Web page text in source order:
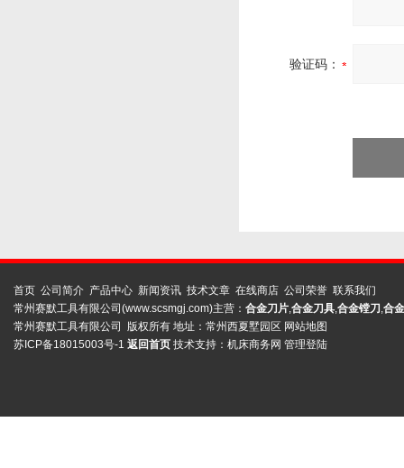
验证码：
首页 公司简介 产品中心 新闻资讯 技术文章 在线商店 公司荣誉 联系我们
常州赛默工具有限公司(www.scsmgj.com)主营： 合金刀片,合金刀具,合金镗刀 ,合
常州赛默工具有限公司 版权所有 地址：常州西夏墅园区 网站地图
苏ICP备18015003号-1 返回首页 技术支持： 机床商务网 管理登陆